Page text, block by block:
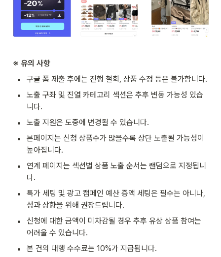
※ 유의 사항
• 구글 폼 제출 후에는 진행 철회, 상품 수정 등은 불가합니다.
•
노출 구좌 및 진열 카테고리 섹션은 추후 변동 가능성 있습
니다.
• 노출 지원은 도중에 변경될 수 있습니다.
•
본페이지는 신청 상품수가 많을수록 상단 노출될 가능성이
높아집니다.
•
연계 페이지는 섹션별 상품 노출 순서는 랜덤으로 지정됩니
다.
•
특가 세팅 및 광고 캠페인 예산 증액 세팅은 필수는 아니나,
성과 상향을 위해 권장드립니다.
•
신청에 대한 금액이 미차감될 경우 추후 유상 상품 참여는
어려울 수 있습니다.
• 본 건의 대행 수수료는 10%가 지급됩니다.